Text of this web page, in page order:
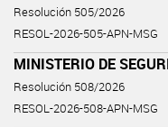
Resolución 505/2026
RESOL-2026-505-APN-MSG
MINISTERIO DE
Resolución 508/2026
RESOL-2026-508-APN-MSG